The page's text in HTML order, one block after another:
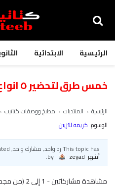
الرئيسية الابتدائية
خمس طرق لتحضير ٥ انواع كريمه للتزيين
الرئيسية › المنتديات › مطبخ ووصفات كتاتيب ›
الوسوم: كريمه للتزيين
This topic has رد واحد, مشارك واحد, and was last updated
أشهر zeyad
.
مشاهدة مشاركاتين - 1 إلى 2 (من مجموع 2)